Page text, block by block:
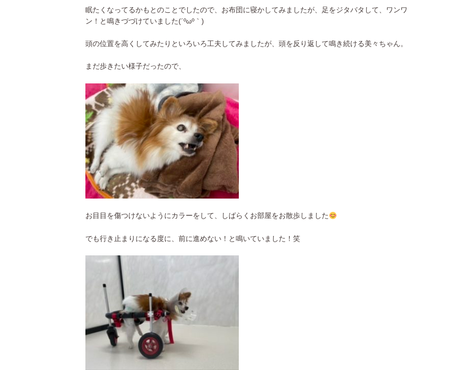
眠たくなってるかもとのことでしたので、お布団に寝かしてみましたが、足をジタバタして、ワンワ
ン！と鳴きづづけていました(´ºωº｀)
頭の位置を高くしてみたりといろいろ工夫してみましたが、頭を反り返して鳴き続ける美々ちゃん。
まだ歩きたい様子だったので、
お目目を傷つけないようにカラーをして、しばらくお部屋をお散歩しました
でも行き止まりになる度に、前に進めない！と鳴いていました！笑